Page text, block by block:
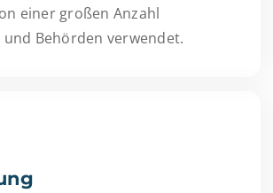
einer großen Anzahl
und Behörden verwendet.